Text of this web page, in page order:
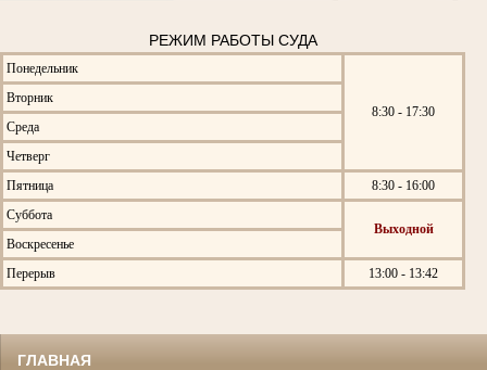
РЕЖИМ РАБОТЫ СУДА
Понедельник
8:30 - 17:30
Вторник
Среда
Четверг
Пятница
8:30 - 16:00
Суббота
Выходной
Воскресенье
Перерыв
13:00 - 13:42
ГЛАВНАЯ